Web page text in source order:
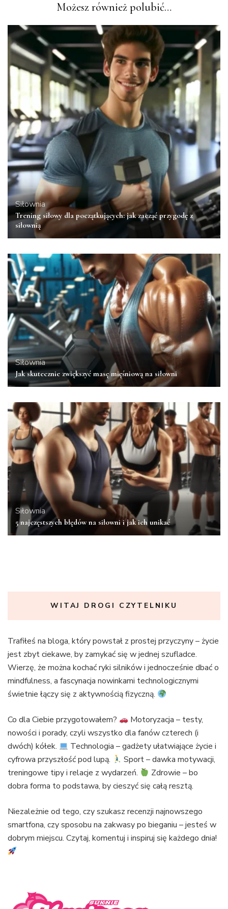
Możesz również polubić…
Siłownia
Trening siłowy dla początkujących: jak zacząć przygodę z
siłownią
Siłownia
Jak skutecznie zwiększyć masę mięśniową na siłowni
Siłownia
5 najczęstszych błędów na siłowni i jak ich unikać
WITAJ DROGI CZYTELNIKU
Trafiłeś na bloga, który powstał z prostej przyczyny – życie
jest zbyt ciekawe, by zamykać się w jednej szufladce.
Wierzę, że można kochać ryki silników i jednocześnie dbać o
mindfulness, a fascynacja nowinkami technologicznymi
świetnie łączy się z aktywnością fizyczną.
Co dla Ciebie przygotowałem?
Motoryzacja – testy,
nowości i porady, czyli wszystko dla fanów czterech (i
dwóch) kółek.
Technologia – gadżety ułatwiające życie i
cyfrowa przyszłość pod lupą.
Sport – dawka motywacji,
treningowe tipy i relacje z wydarzeń.
Zdrowie – bo
dobra forma to podstawa, by cieszyć się całą resztą.
Niezależnie od tego, czy szukasz recenzji najnowszego
smartfona, czy sposobu na zakwasy po bieganiu – jesteś w
dobrym miejscu. Czytaj, komentuj i inspiruj się każdego dnia!